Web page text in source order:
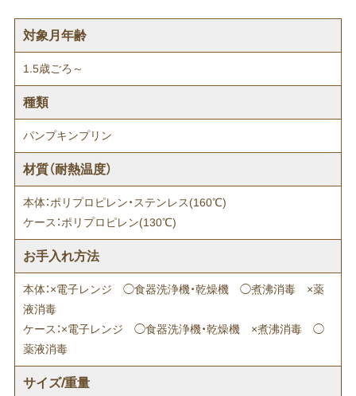
対象月年齢
1.5歳ごろ～
種類
パンプキンプリン
材質（耐熱温度）
本体：ポリプロピレン・ステンレス(160℃)
ケース：ポリプロピレン(130℃)
お手入れ方法
本体：×電子レンジ ◯食器洗浄機・乾燥機 ◯煮沸消毒 ×薬
液消毒
ケース：×電子レンジ ◯食器洗浄機・乾燥機 ×煮沸消毒 ◯
薬液消毒
サイズ/重量